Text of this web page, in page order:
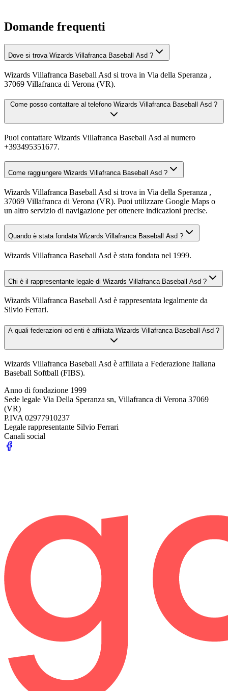
Domande frequenti
Dove si trova Wizards Villafranca Baseball Asd ?
Wizards Villafranca Baseball Asd si trova in Via della Speranza ,
37069 Villafranca di Verona (VR).
Come posso contattare al telefono Wizards Villafranca Baseball Asd ?
Puoi contattare Wizards Villafranca Baseball Asd al numero
+393495351677.
Come raggiungere Wizards Villafranca Baseball Asd ?
Wizards Villafranca Baseball Asd si trova in Via della Speranza ,
37069 Villafranca di Verona (VR). Puoi utilizzare Google Maps o
un altro servizio di navigazione per ottenere indicazioni precise.
Quando è stata fondata Wizards Villafranca Baseball Asd ?
Wizards Villafranca Baseball Asd è stata fondata nel 1999.
Chi è il rappresentante legale di Wizards Villafranca Baseball Asd ?
Wizards Villafranca Baseball Asd è rappresentata legalmente da
Silvio Ferrari.
A quali federazioni od enti è affiliata Wizards Villafranca Baseball Asd ?
Wizards Villafranca Baseball Asd è affiliata a Federazione Italiana
Baseball Softball (FIBS).
Anno di fondazione 1999
Sede legale Via Della Speranza sn, Villafranca di Verona 37069
(VR)
P.IVA 02977910237
Legale rappresentante Silvio Ferrari
Canali social